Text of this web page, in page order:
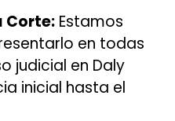
Corte: Estamos
en todas
judicial en Daly
inicial hasta el